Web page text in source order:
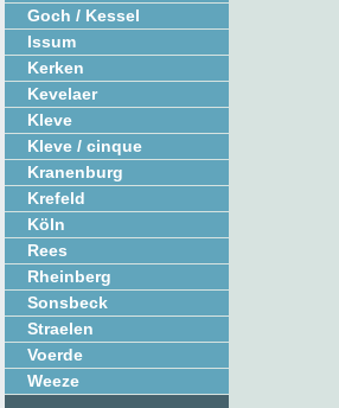
Goch / Kessel
Issum
Kerken
Kevelaer
Kleve
Kleve / cinque
Kranenburg
Krefeld
Köln
Rees
Rheinberg
Sonsbeck
Straelen
Voerde
Weeze